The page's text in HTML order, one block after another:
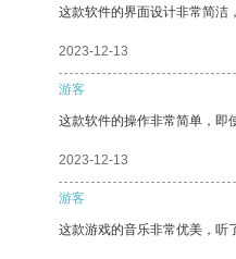
这款软件的界面设计非常简洁
2023-12-13
游客
这款软件的操作非常简单，即
2023-12-13
游客
这款游戏的音乐非常优美，听